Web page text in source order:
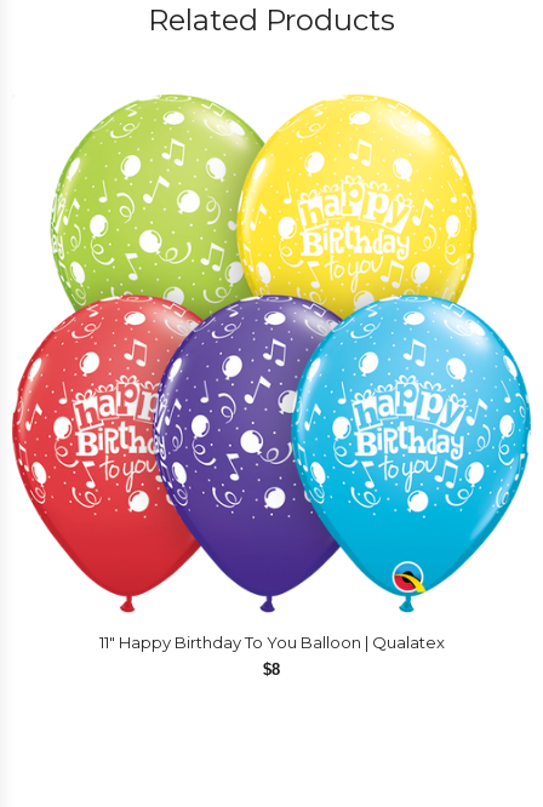
Related Products
11″ Happy Birthday To You Balloon | Qualatex
$8